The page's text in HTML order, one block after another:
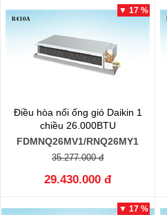
▼ 17 %
Điều hòa nối ống gió Daikin 1
chiều 26.000BTU
FDMNQ26MV1/RNQ26MY1
35.277.000 đ
29.430.000 đ
▼ 17 %